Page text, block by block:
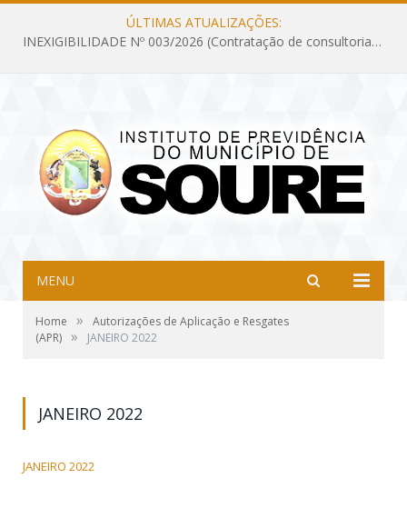
ÚLTIMAS ATUALIZAÇÕES:
INEXIGIBILIDADE Nº 003/2026 (Contratação de consultoria previdenciária com finalidade de obtenção do CRP, confecção dos demonstrativos previdenciários DAIR, DIPR e DPIN, preparar e alimentar o CADPREV, em atendimento às demandas do Instituto de Previdência dos Servidores do Município de Soure – IPSMS, por um período de 10 (dez) meses)
MENU
Home »
Autorizações de Aplicação e Resgates
(APR) » JANEIRO 2022
JANEIRO 2022
JANEIRO 2022